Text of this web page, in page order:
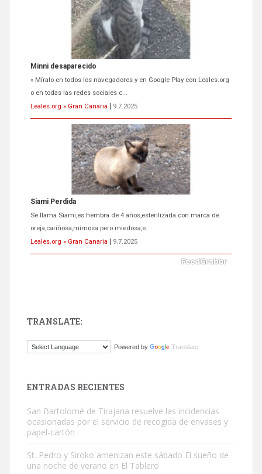
Minni desaparecido
» Míralo en todos los navegadores y en Google Play con Leales.org
o en todas las redes sociales c...
Leales.org » Gran Canaria
9.7.2025
Siami Perdida
Se llama Siami,es hembra de 4 años,esterilizada con marca de
oreja,cariñosa,mimosa pero miedosa,e...
Leales.org » Gran Canaria
9.7.2025
El ayuntamiento se va a llevar a Los Gatos callejeros de la zona los
TRANSLATE:
Powered by Translate
ENTRADAS RECIENTES
San Bartolomé de Tirajana resuelve las incidencias
ocasionadas por el servicio de recogida de envases y
papel-cartón
St. Pedro y Siroko amenizan este sábado El sueño de
una noche de verano en El Tablero